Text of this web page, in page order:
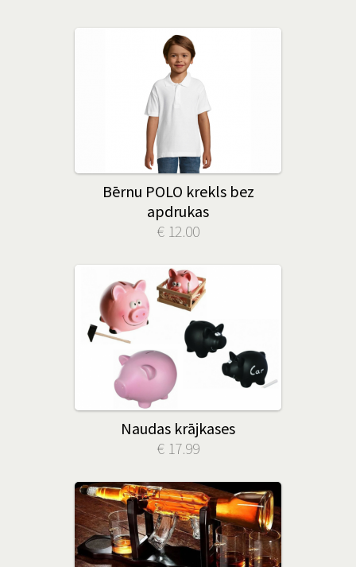
Bērnu POLO krekls bez
apdrukas
€ 12.00
Naudas krājkases
€ 17.99